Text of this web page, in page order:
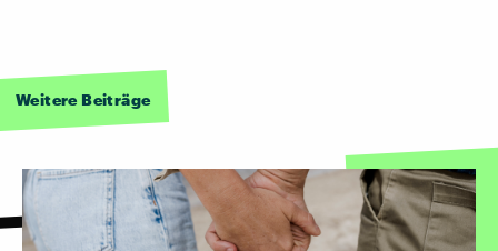
Weitere Beiträge